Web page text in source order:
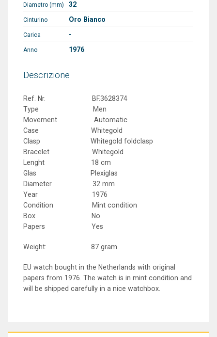
Diametro (mm) 32
Cinturino Oro Bianco
Carica -
Anno 1976
Descrizione
Ref. Nr. BF.3628374
Type Men
Movement Automatic
Case Whitegold
Clasp Whitegold foldclasp
Bracelet Whitegold
Lenght 18 cm
Glas Plexiglas
Diameter 32 mm
Year 1976
Condition Mint condition
Box No
Papers Yes
Weight: 87 gram
EU watch bought in the Netherlands with original
papers from 1976. The watch is in mint condition and
will be shipped carefully in a nice watchbox.